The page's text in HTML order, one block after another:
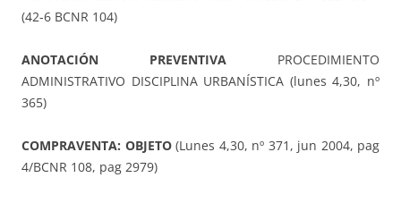
(42-6 BCNR 104)
ANOTACIÓN PREVENTIVA PROCEDIMIENTO
ADMINISTRATIVO DISCIPLINA URBANÍSTICA (lunes 4,30, nº
365)
COMPRAVENTA: OBJETO(Lunes 4,30, nº 371, jun 2004, pag
4/BCNR 108, pag 2979)